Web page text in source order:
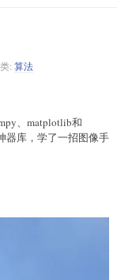
: 算法
、matplotlib和
器库，学了一招图像手